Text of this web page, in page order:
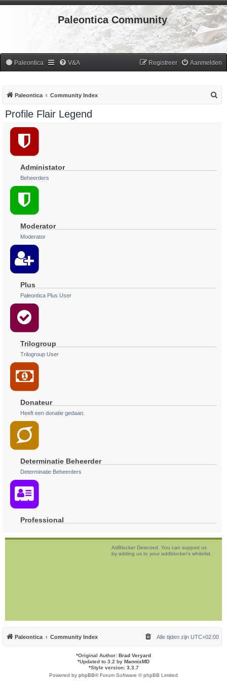
Paleontica Community
Paleontica V&A Aanmelden
Registreer
Paleontica Community Index
Profile Flair Legend
Administator
Beheerders
Moderator
Moderator
Plus
Paleontica Plus User
Trilogroup
Trilogroup User
Donateur
Heeft een donatie gedaan.
Determinatie Beheerder
Determinatie Beheerders
Professional
AdBlocker Detected. You can support us
by adding us to your addblocker's whitelist.
Paleontica Community Index Alle tijden zijn UTC+02:00
*Original Author: Brad Veryard
*Updated to 3.2 by MannixMD
*Style version: 3.3.7
Powered by phpBB® Forum Software © phpBB Limited